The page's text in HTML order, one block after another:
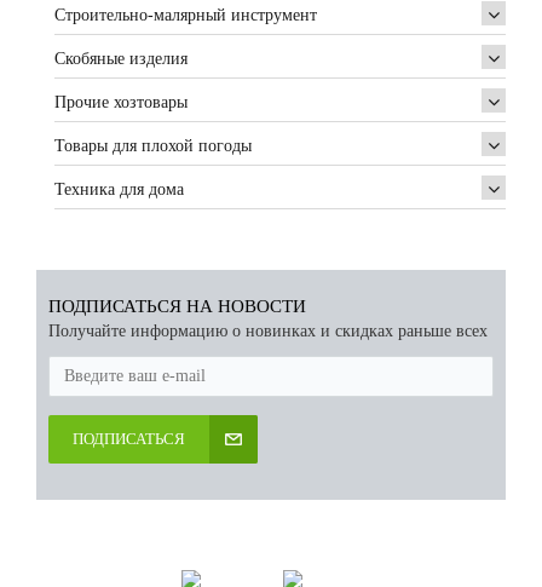
Строительно-малярный инструмент
Скобяные изделия
Прочие хозтовары
Товары для плохой погоды
Техника для дома
ПОДПИСАТЬСЯ НА НОВОСТИ
Получайте информацию о новинках и скидках раньше всех
ПОДПИСАТЬСЯ